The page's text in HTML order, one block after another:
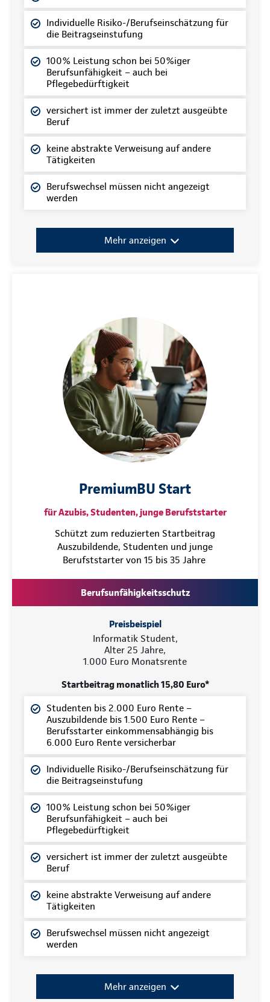
Individuelle Risiko-/Berufseinschätzung für
die Beitragseinstufung
100% Leistung schon bei 50%iger
Berufsunfähigkeit – auch bei
Pflegebedürftigkeit
versichert ist immer der zuletzt ausgeübte
Beruf
keine abstrakte Verweisung auf andere
Tätigkeiten
Berufswechsel müssen nicht angezeigt
werden
Mehr anzeigen
PremiumBU Start
für Azubis, Studenten, junge Berufststarter
Schützt zum reduzierten Startbeitrag
Auszubildende, Studenten und junge
Berufststarter von 15 bis 35 Jahre
Berufsunfähigkeitsschutz
Preisbeispiel
Informatik Student,
Alter 25 Jahre,
1.000 Euro Monatsrente
Startbeitrag monatlich 15,80 Euro*
Studenten bis 2.000 Euro Rente –
Auszubildende bis 1.500 Euro Rente –
Berufsstarter einkommensabhängig bis
6.000 Euro Rente versicherbar
Individuelle Risiko-/Berufseinschätzung für
die Beitragseinstufung
100% Leistung schon bei 50%iger
Berufsunfähigkeit – auch bei
Pflegebedürftigkeit
versichert ist immer der zuletzt ausgeübte
Beruf
keine abstrakte Verweisung auf andere
Tätigkeiten
Berufswechsel müssen nicht angezeigt
werden
Mehr anzeigen